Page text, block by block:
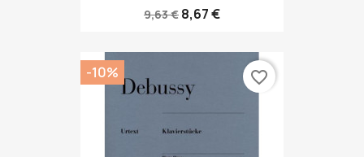
9,63 € 8,67 €
-10% favorite_border